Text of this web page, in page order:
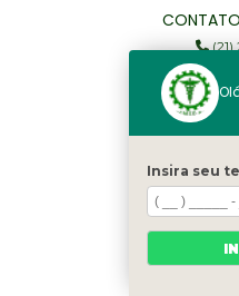
(21)
(21)
Insira seu